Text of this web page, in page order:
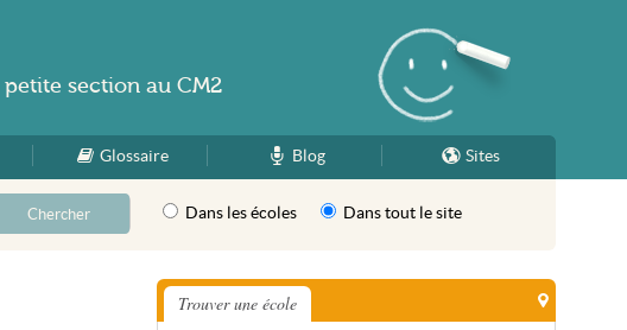
Glossaire Blog Sites
Dans les écoles Dans tout le site
Trouver une école
petite section au CM2